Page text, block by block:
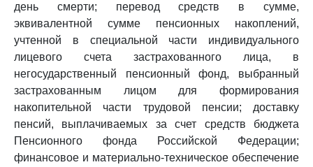
день смерти; перевод средств в сумме,
эквивалентной сумме пенсионных накоплений,
учтенной в специальной части индивидуального
лицевого счета застрахованного лица, в
негосударственный пенсионный фонд, выбранный
застрахованным лицом для формирования
накопительной части трудовой пенсии; доставку
пенсий, выплачиваемых за счет средств бюджета
Пенсионного фонда Российской Федерации;
финансовое и материально-техническое обеспечение